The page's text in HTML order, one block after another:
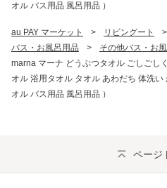
オル バス用品 風呂用品 ）
au PAY マーケット > リビングート >
バス・お風呂用品
> その他バス・お
marna マーナ どうぶつタオル ごしごし
オル 浴用タオル タオル あわだち 体洗
オル バス用品 風呂用品 ）
ページ